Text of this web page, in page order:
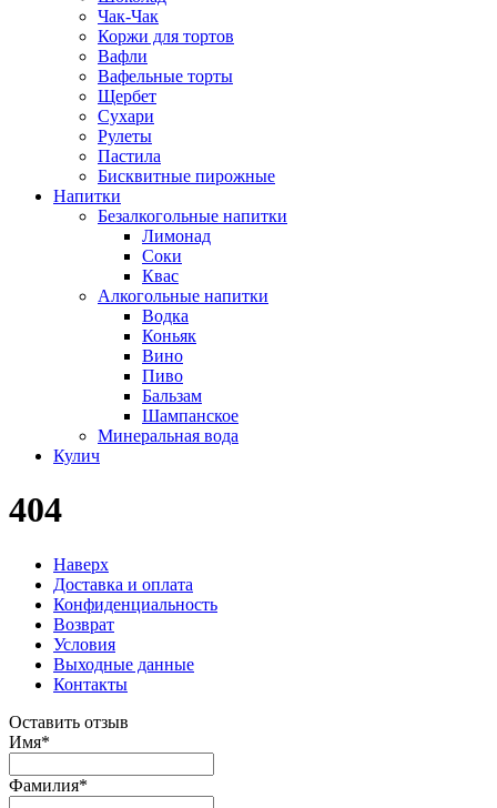
Чак-Чак
Коржи для тортов
Вафли
Вафельные торты
Щербет
Сухари
Рулеты
Пастила
Бисквитные пирожные
Напитки
Безалкогольные напитки
Лимонад
Соки
Квас
Алкогольные напитки
Водка
Коньяк
Вино
Пиво
Бальзам
Шампанское
Минеральная вода
Кулич
404
Наверх
Доставка и оплата
Конфиденциальность
Возврат
Условия
Выходные данные
Контакты
Оставить отзыв
Имя*
Фамилия*